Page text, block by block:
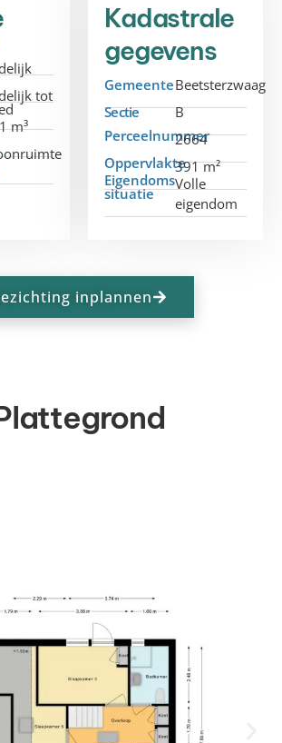
tot
m³
Kadastrale
gegevens
GemeenteBeetsterzwaag
Sectie
B
Perceelnummer
2664
Oppervlakte391 m²
Eigendoms
situatie
Volle
eigendom
inplannen